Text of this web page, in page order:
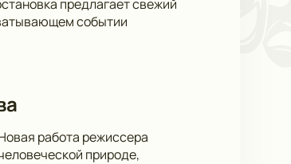
предлагает свежий
событии
работа режиссера
природе,